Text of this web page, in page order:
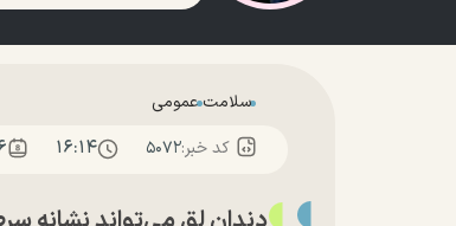
سلامت عمومی
کد خبر:۵۰۷۲ ۱۶:۱۴ ۲۶